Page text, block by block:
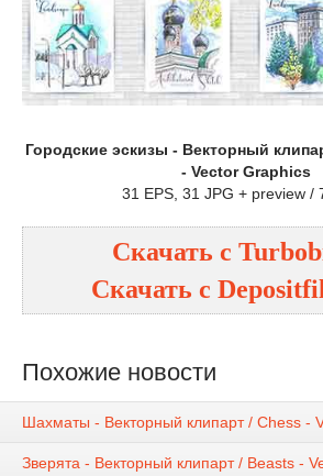
Городские эскизы - Векторный
- Vector Graphics
31 EPS, 31 JPG + preview /
Скачать с
Скачать с
Похожие новости
Шахматы - Векторный клипарт / Chess -
Зверята - Векторный клипарт / Beasts -